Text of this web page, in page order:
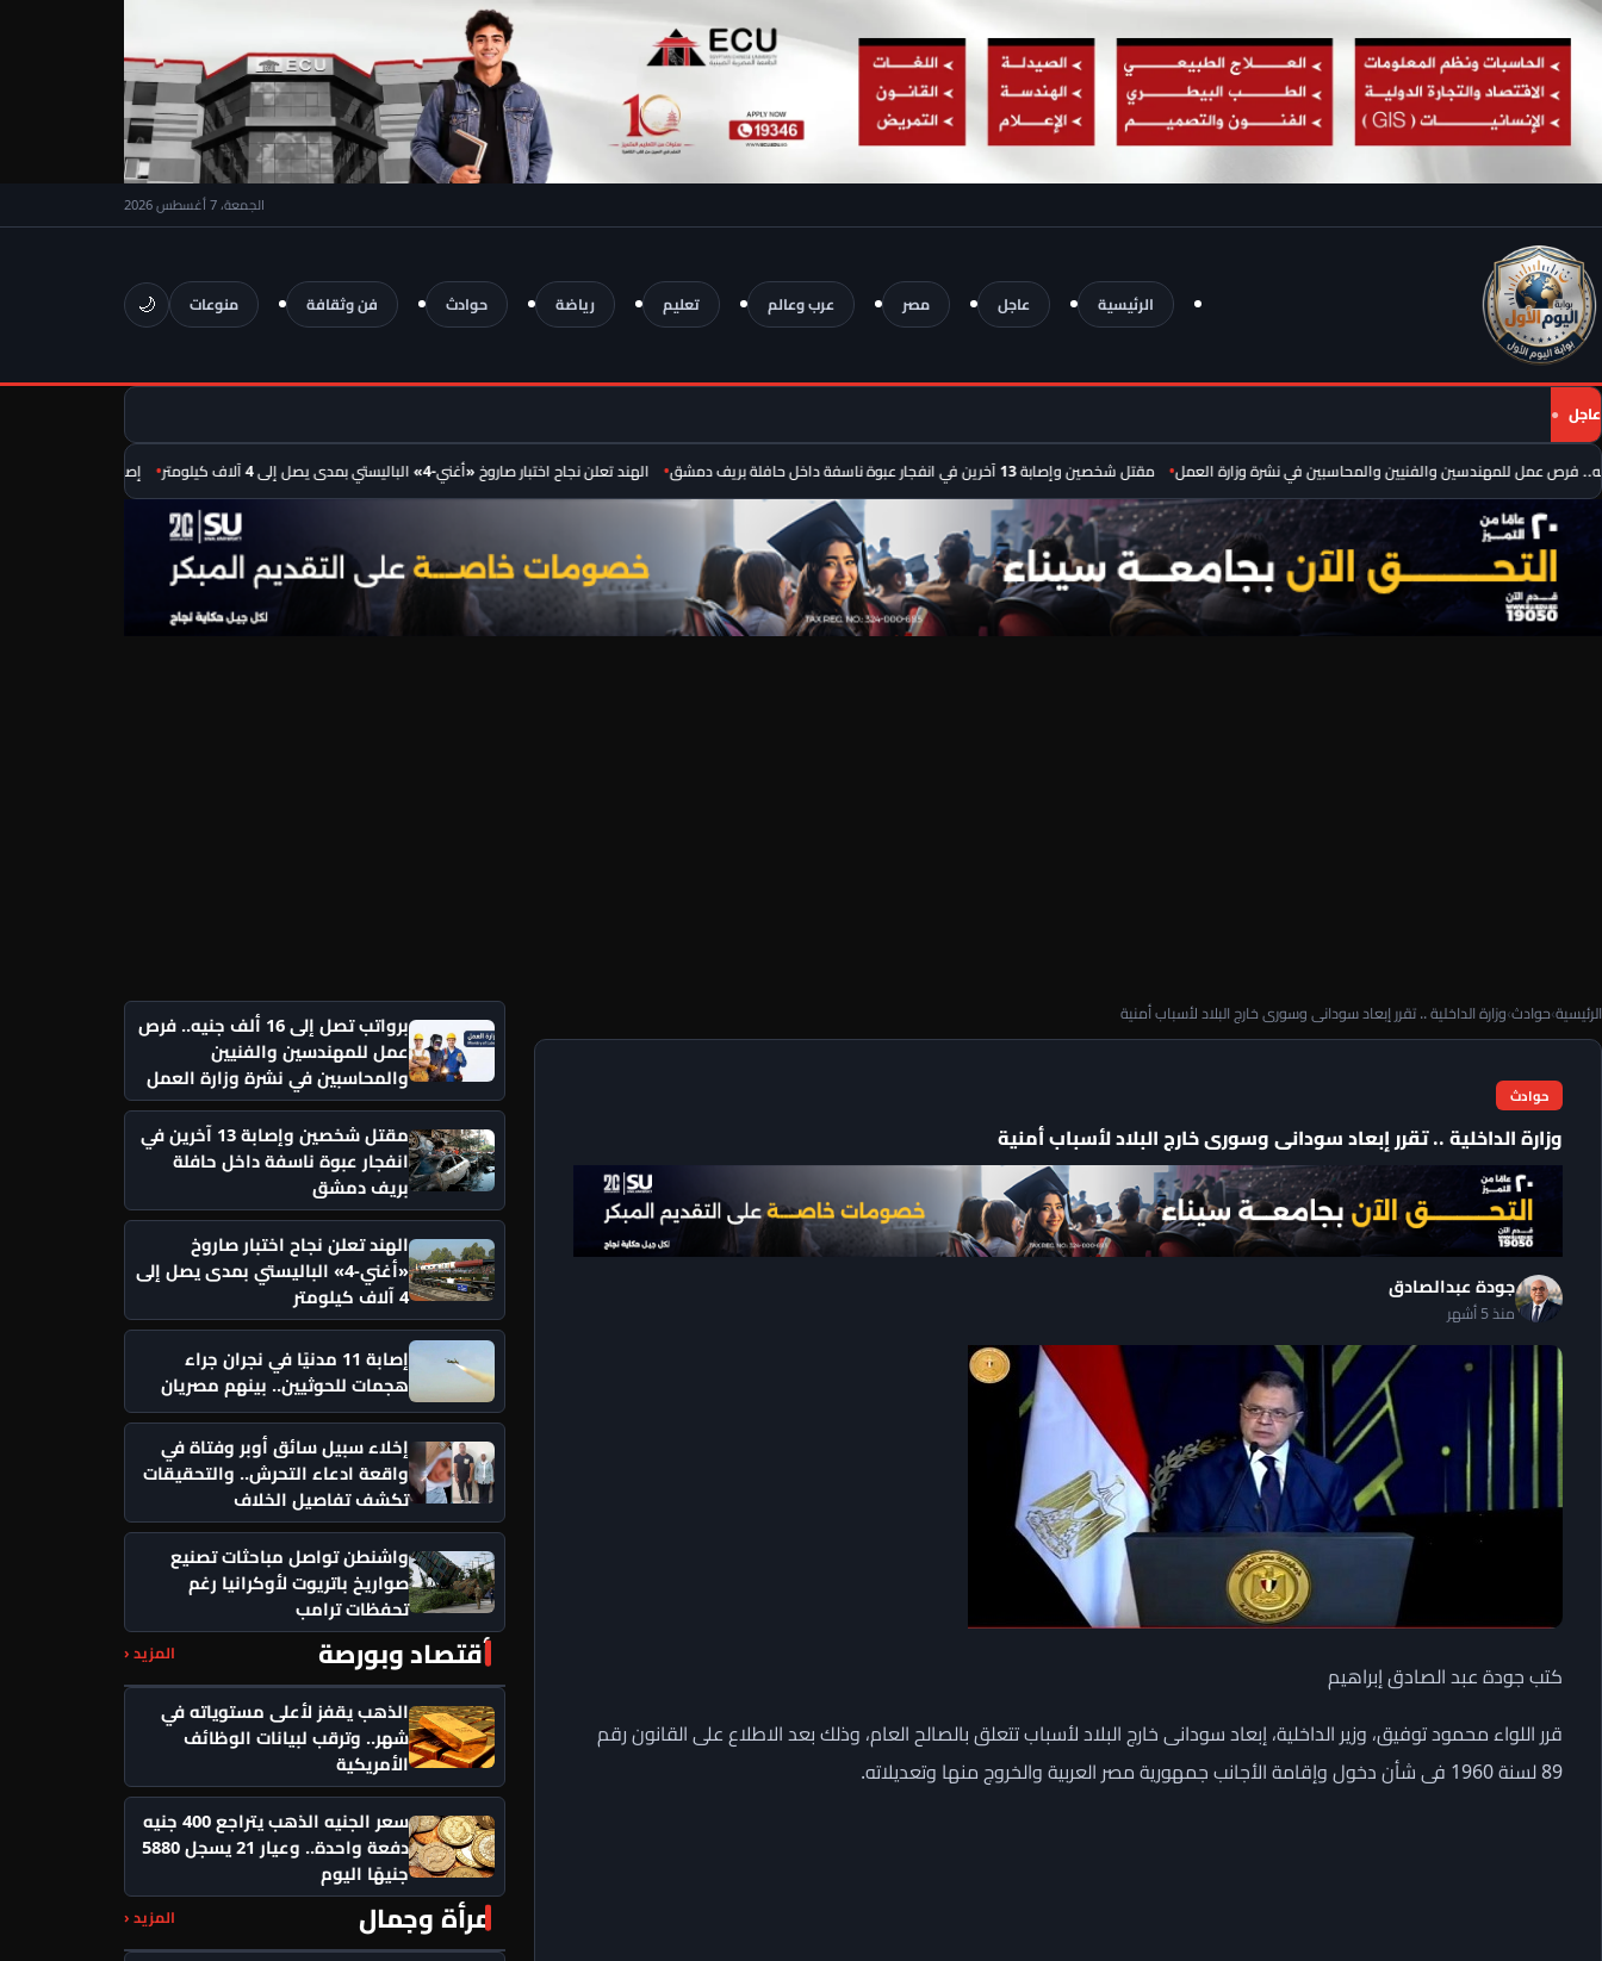
الجمعة، 7 أغسطس 2026
الرئيسية عاجل مصر عرب وعالم تعليم رياضة حوادث فن وثقافة منوعات 🌙
عاجل
مقتل شخصين وإصابة 13 آخرين في انفجار عبوة ناسفة داخل حافلة بريف دمشق الهند تعلن نجاح اختبار صاروخ «أغني-4» الباليستي بمدى يصل إلى 4 آلاف كيلومتر إصابة 11 مدنيًا في نجران جراء هجمات للحوثيين.. بينهم مصريان
الرئيسية›حوادث›وزارة الداخلية .. تقرر إبعاد سودانى وسورى خارج البلاد لأسباب أمنية
حوادث
وزارة الداخلية .. تقرر إبعاد سودانى وسورى خارج البلاد لأسباب أمنية
جودة عبدالصادق
منذ 5 أشهر
كتب جودة عبد الصادق إبراهيم
قرر اللواء محمود توفيق، وزير الداخلية، إبعاد سودانى خارج البلاد لأسباب تتعلق بالصالح العام، وذلك بعد الاطلاع على القانون رقم
89 لسنة 1960 فى شأن دخول وإقامة الأجانب جمهورية مصر العربية والخروج منها وتعديلاته.
برواتب تصل إلى 16 ألف جنيه.. فرص
عمل للمهندسين والفنيين
والمحاسبين في نشرة وزارة العمل
مقتل شخصين وإصابة 13 آخرين في
انفجار عبوة ناسفة داخل حافلة
بريف دمشق
الهند تعلن نجاح اختبار صاروخ
«أغني-4» الباليستي بمدى يصل إلى
4 آلاف كيلومتر
إصابة 11 مدنيًا في نجران جراء
هجمات للحوثيين.. بينهم مصريان
إخلاء سبيل سائق أوبر وفتاة في
واقعة ادعاء التحرش.. والتحقيقات
تكشف تفاصيل الخلاف
واشنطن تواصل مباحثات تصنيع
صواريخ باتريوت لأوكرانيا رغم
تحفظات ترامب
أقتصاد وبورصة المزيد ‹
الذهب يقفز لأعلى مستوياته في
شهر.. وترقب لبيانات الوظائف
الأمريكية
سعر الجنيه الذهب يتراجع 400 جنيه
دفعة واحدة.. وعيار 21 يسجل 5880
جنيهًا اليوم
مرأة وجمال المزيد ‹